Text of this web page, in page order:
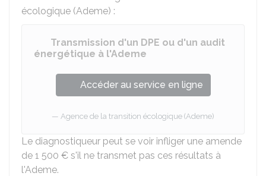
écologique (Ademe) :
Transmission d'un DPE ou d'un audit
énergétique à l'Ademe
Accéder au service en ligne
Agence de la transition écologique (Ademe)
Le diagnostiqueur peut se voir infliger une amende
de 1 500 € s'il ne transmet pas ces résultats à
l'Ademe.